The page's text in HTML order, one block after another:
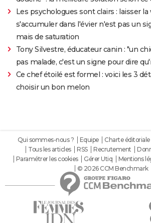
Les psychologues sont clairs : laisser la
s'accumuler dans l'évier n'est pas un
mais de saturation
Tony Silvestre, éducateur canin : "un
pas malade, c'est un signe pour dire
Ce chef étoilé est formel : voici les 3
choisir un bon melon
Qui sommes-nous ? Equipe Charte éditoriale
Tous les articles
RSS Recrutement
Paramétrer les cookies
Gérer Utiq Mentions
© 2026 CCM Benchmark